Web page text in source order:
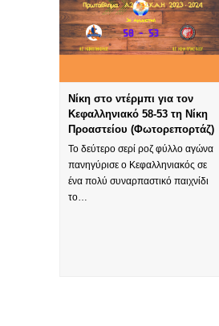
Νίκη στο ντέρμπι για τον
Κεφαλληνιακό 58-53 τη Νίκη
Προαστείου (Φωτορεπορτάζ)
Το δεύτερο σερί ροζ φύλλο αγώνα
πανηγύρισε ο Κεφαλληνιακός σε
ένα πολύ συναρπαστικό παιχνίδι
το…